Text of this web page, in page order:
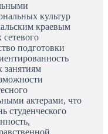
культур
краевым
подготовки
занятиям
актерами, что
студенческого